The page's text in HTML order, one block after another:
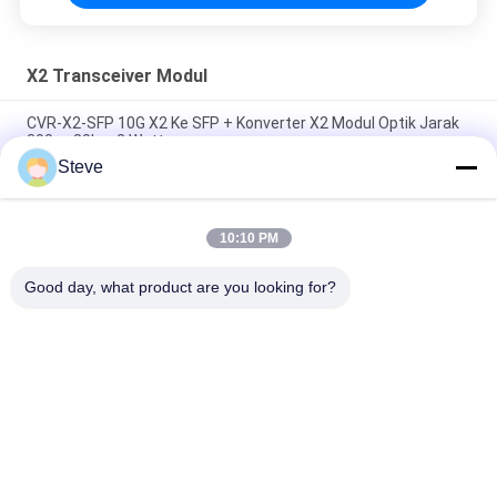
X2 Transceiver Modul
CVR-X2-SFP 10G X2 Ke SFP + Konverter X2 Modul Optik Jarak
300m-80km 2 Watt
1310nm Panjang Gelombang Fiber Optic Transceiver 10g Multi
Mode X2 Transcevier Lrm Duplex SC Connector
Optical X2 Transceiver Module 10Gbse ZR 1550nm 80km
Steve
10:10 PM
Good day, what product are you looking for?